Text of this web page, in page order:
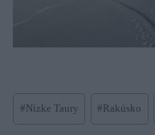
# Nízke Taury # Rakúsko